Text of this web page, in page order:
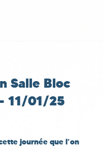
Salle Bloc
11/01/25
journée que l’on